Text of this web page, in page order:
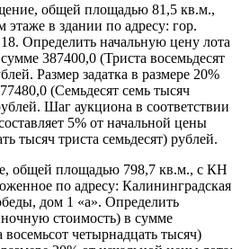
общей площадью 81,5 кв.м.,
этаже в здании по адресу: гор.
Определить начальную цену лота
387400,0 (Триста восемьдесят
Размер задатка в размере 20%
(Семьдесят семь тысяч
Шаг аукциона в соответствии
5% от начальной цены
тысяч триста семьдесят) рублей.
общей площадью 798,7 кв.м., с КН
по адресу: Калининградская
дом 1 «а». Определить
стоимость) в сумме
четырнадцать тысяч)